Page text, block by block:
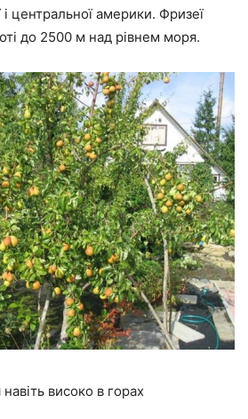
і центральної америки. Фризеї
до 2500 м над рівнем моря.
навіть високо в горах